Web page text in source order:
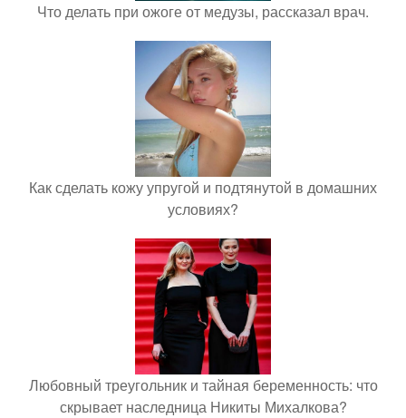
Что делать при ожоге от медузы, рассказал врач.
Как сделать кожу упругой и подтянутой в домашних
условиях?
Любовный треугольник и тайная беременность: что
скрывает наследница Никиты Михалкова?